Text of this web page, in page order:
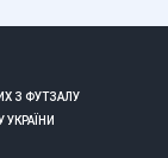
З ФУТЗАЛУ
УКРАЇНИ